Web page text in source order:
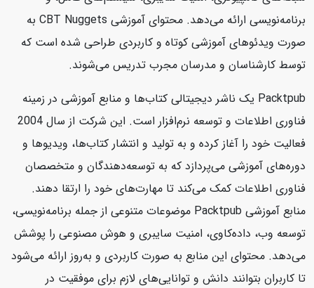
برنامه‌نویسی ارائه می‌دهد. محتوای آموزشی CBT Nuggets به
صورت ویدئوهای آموزشی کوتاه و کاربردی طراحی شده است که
توسط کارشناسان و مدرسان مجرب تدریس می‌شوند.
Packtpub یک ناشر دیجیتالی کتاب‌ها و منابع آموزشی در زمینه
فناوری اطلاعات و توسعه نرم‌افزار است. این شرکت از سال 2004
فعالیت خود را آغاز کرده و به تولید و انتشار کتاب‌ها، ویدیوها و
دوره‌های آموزشی می‌پردازد که به توسعه‌دهندگان و متخصصان
فناوری اطلاعات کمک می‌کند تا مهارت‌های خود را ارتقا دهند.
منابع آموزشی Packtpub موضوعات متنوعی از جمله برنامه‌نویسی،
توسعه وب، داده‌کاوی، امنیت سایبری و هوش مصنوعی را پوشش
می‌دهد. محتوای این منابع به صورت کاربردی و به‌روز ارائه می‌شود
تا کاربران بتوانند دانش و توانایی‌های لازم برای موفقیت در